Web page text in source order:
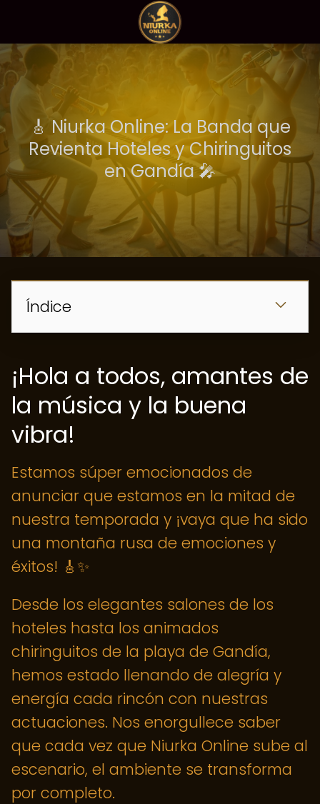
🎸 Niurka Online: La Banda que
Revienta Hoteles y Chiringuitos
en Gandía 🎤
Índice
¡Hola a todos, amantes de
la música y la buena
vibra!
Estamos súper emocionados de
anunciar que estamos en la mitad de
nuestra temporada y ¡vaya que ha sido
una montaña rusa de emociones y
éxitos! 🎸✨
Desde los elegantes salones de los
hoteles hasta los animados
chiringuitos de la playa de Gandía,
hemos estado llenando de alegría y
energía cada rincón con nuestras
actuaciones. Nos enorgullece saber
que cada vez que Niurka Online sube al
escenario, el ambiente se transforma
por completo.